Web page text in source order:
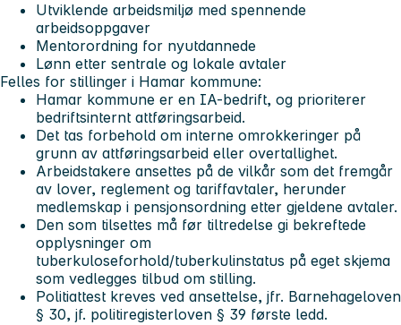
Utviklende arbeidsmiljø med spennende
arbeidsoppgaver
Mentorordning for nyutdannede
Lønn etter sentrale og lokale avtaler
Felles for stillinger i Hamar kommune:
Hamar kommune er en IA-bedrift, og prioriterer
bedriftsinternt attføringsarbeid.
Det tas forbehold om interne omrokkeringer på
grunn av attføringsarbeid eller overtallighet.
Arbeidstakere ansettes på de vilkår som det fremgår
av lover, reglement og tariffavtaler, herunder
medlemskap i pensjonsordning etter gjeldene avtaler.
Den som tilsettes må før tiltredelse gi bekreftede
opplysninger om
tuberkuloseforhold/tuberkulinstatus på eget skjema
som vedlegges tilbud om stilling.
Politiattest kreves ved ansettelse, jfr. Barnehageloven
§ 30, jf. politiregisterloven § 39 første ledd.